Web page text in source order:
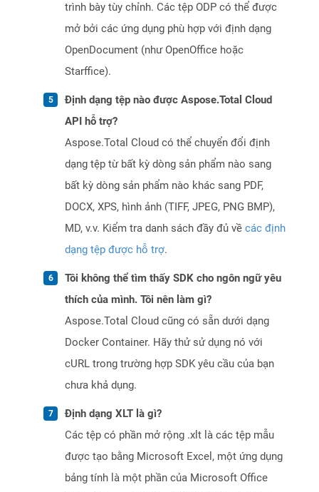
trình bày tùy chỉnh. Các tệp ODP có thể được
mở bởi các ứng dụng phù hợp với định dạng
OpenDocument (như OpenOffice hoặc
Starffice).
Định dạng tệp nào được Aspose.Total Cloud
API hỗ trợ?
Aspose.Total Cloud có thể chuyển đổi định
dạng tệp từ bất kỳ dòng sản phẩm nào sang
bất kỳ dòng sản phẩm nào khác sang PDF,
DOCX, XPS, hình ảnh (TIFF, JPEG, PNG BMP),
MD, v.v. Kiểm tra danh sách đầy đủ về các định
dạng tệp được hỗ trợ.
Tôi không thể tìm thấy SDK cho ngôn ngữ yêu
thích của mình. Tôi nên làm gì?
Aspose.Total Cloud cũng có sẵn dưới dạng
Docker Container. Hãy thử sử dụng nó với
cURL trong trường hợp SDK yêu cầu của bạn
chưa khả dụng.
Định dạng XLT là gì?
Các tệp có phần mở rộng .xlt là các tệp mẫu
được tạo bằng Microsoft Excel, một ứng dụng
bảng tính là một phần của Microsoft Office